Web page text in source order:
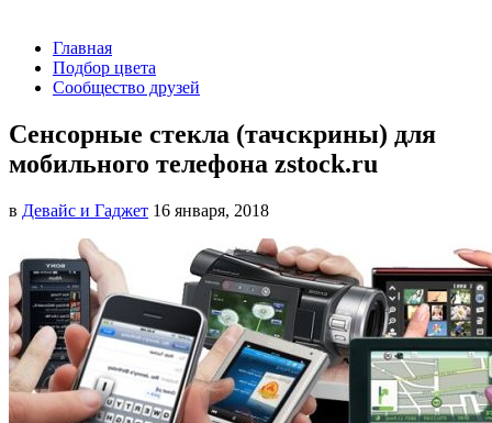
Главная
Подбор цвета
Сообщество друзей
Сенсорные стекла (тачскрины) для
мобильного телефона zstock.ru
в Девайс и Гаджет 16 января, 2018